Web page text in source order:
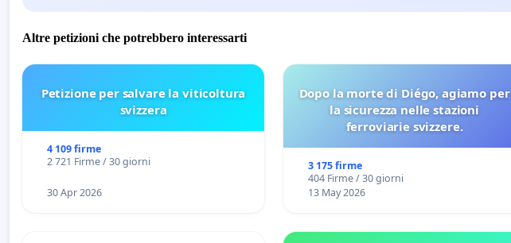
Altre petizioni che potrebbero interessarti
Petizione per salvare la viticoltura
svizzera
4 109 firme
2 721 Firme / 30 giorni
30 Apr 2026
Dopo la morte di Diégo, agiamo per
la sicurezza nelle stazioni
ferroviarie svizzere.
3 175 firme
404 Firme / 30 giorni
13 May 2026